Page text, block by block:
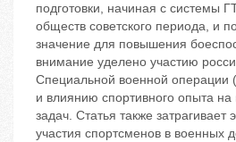
подготовки, начиная с системы
обществ советского периода, и
значение для повышения
внимание уделено участию
Специальной военной операции
и влиянию спортивного опыта
задач. Статья также затрагивает
участия спортсменов в военных